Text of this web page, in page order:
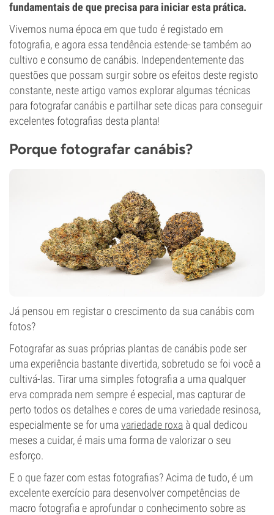
fundamentais de que precisa para iniciar esta prática.
Vivemos numa época em que tudo é registado em
fotografia, e agora essa tendência estende-se também ao
cultivo e consumo de canábis. Independentemente das
questões que possam surgir sobre os efeitos deste registo
constante, neste artigo vamos explorar algumas técnicas
para fotografar canábis e partilhar sete dicas para conseguir
excelentes fotografias desta planta!
Porque fotografar canábis?
Já pensou em registar o crescimento da sua canábis com
fotos?
Fotografar as suas próprias plantas de canábis pode ser
uma experiência bastante divertida, sobretudo se foi você a
cultivá-las. Tirar uma simples fotografia a uma qualquer
erva comprada nem sempre é especial, mas capturar de
perto todos os detalhes e cores de uma variedade resinosa,
especialmente se for umavariedade roxa à qual dedicou
meses a cuidar, é mais uma forma de valorizar o seu
esforço.
E o que fazer com estas fotografias? Acima de tudo, é um
excelente exercício para desenvolver competências de
macro fotografia e aprofundar o conhecimento sobre as